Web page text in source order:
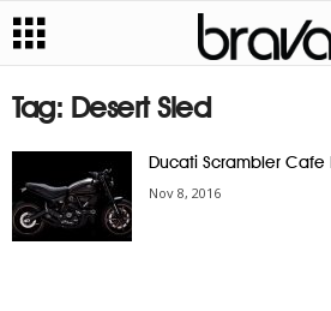
Tag: Desert Sled
Ducati Scrambler Cafe
Nov 8, 2016